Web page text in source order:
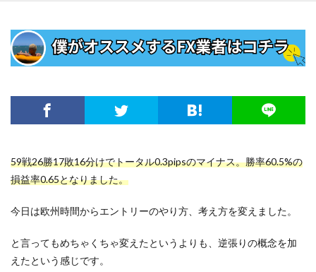
59戦26勝17敗16分けでトータル0.3pipsのマイナス。勝率60.5%の
損益率0.65となりました。
今日は欧州時間からエントリーのやり方、考え方を変えました。
と言ってもめちゃくちゃ変えたというよりも、逆張りの概念を加
えたという感じです。